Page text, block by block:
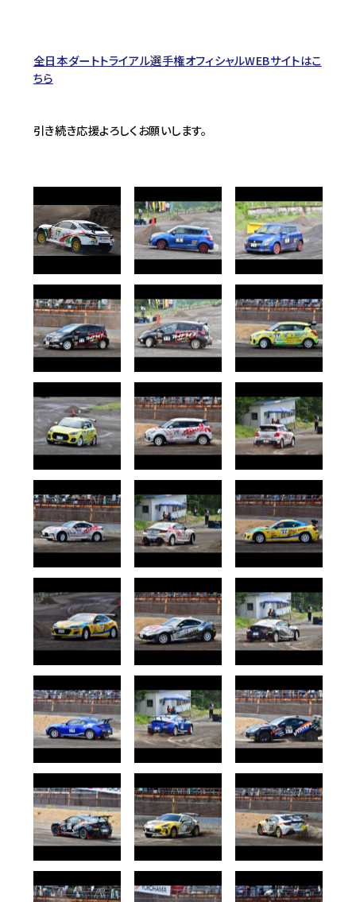
全日本ダートトライアル選手権オフィシャルWEBサイトはこ
ちら
引き続き応援よろしくお願いします。